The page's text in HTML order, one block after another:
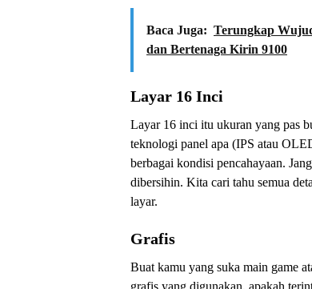
Baca Juga: Terungkap
dan Bertenaga Kirin 9100
Layar 16 Inci
Layar 16 inci itu ukuran yang pas
teknologi panel apa (IPS atau
berbagai kondisi pencahayaan.
dibersihin. Kita cari tahu semua
layar.
Grafis
Buat kamu yang suka main game